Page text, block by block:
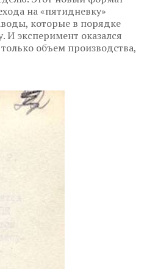
на «пятидневку»
которые в порядке
И эксперимент оказался
объем производства,